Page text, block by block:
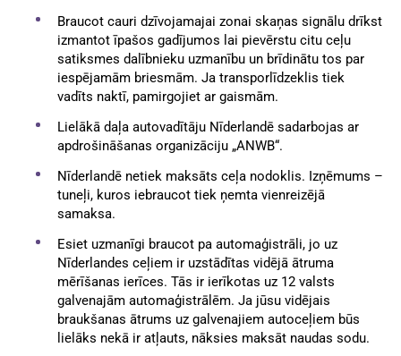
Braucot cauri dzīvojamajai zonai skaņas signālu drīkst
izmantot īpašos gadījumos lai pievērstu citu ceļu
satiksmes dalībnieku uzmanību un brīdinātu tos par
iespējamām briesmām. Ja transporlīdzeklis tiek
vadīts naktī, pamirgojiet ar gaismām.
Lielākā daļa autovadītāju Nīderlandē sadarbojas ar
apdrošināšanas organizāciju „ANWB“.
Nīderlandē netiek maksāts ceļa nodoklis. Izņēmums –
tuneļi, kuros iebraucot tiek ņemta vienreizējā
samaksa.
Esiet uzmanīgi braucot pa automaģistrāli, jo uz
Nīderlandes ceļiem ir uzstādītas vidējā ātruma
mērīšanas ierīces. Tās ir ierīkotas uz 12 valsts
galvenajām automaģistrālēm. Ja jūsu vidējais
braukšanas ātrums uz galvenajiem autoceļiem būs
lielāks nekā ir atļauts, nāksies maksāt naudas sodu.